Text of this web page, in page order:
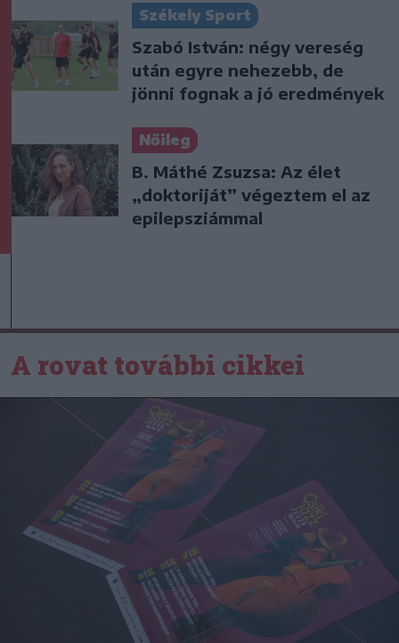
Székely Sport
Szabó István: négy vereség
után egyre nehezebb, de
jönni fognak a jó eredmények
Nőileg
B. Máthé Zsuzsa: Az élet
„doktoriját” végeztem el az
epilepsziámmal
A rovat további cikkei